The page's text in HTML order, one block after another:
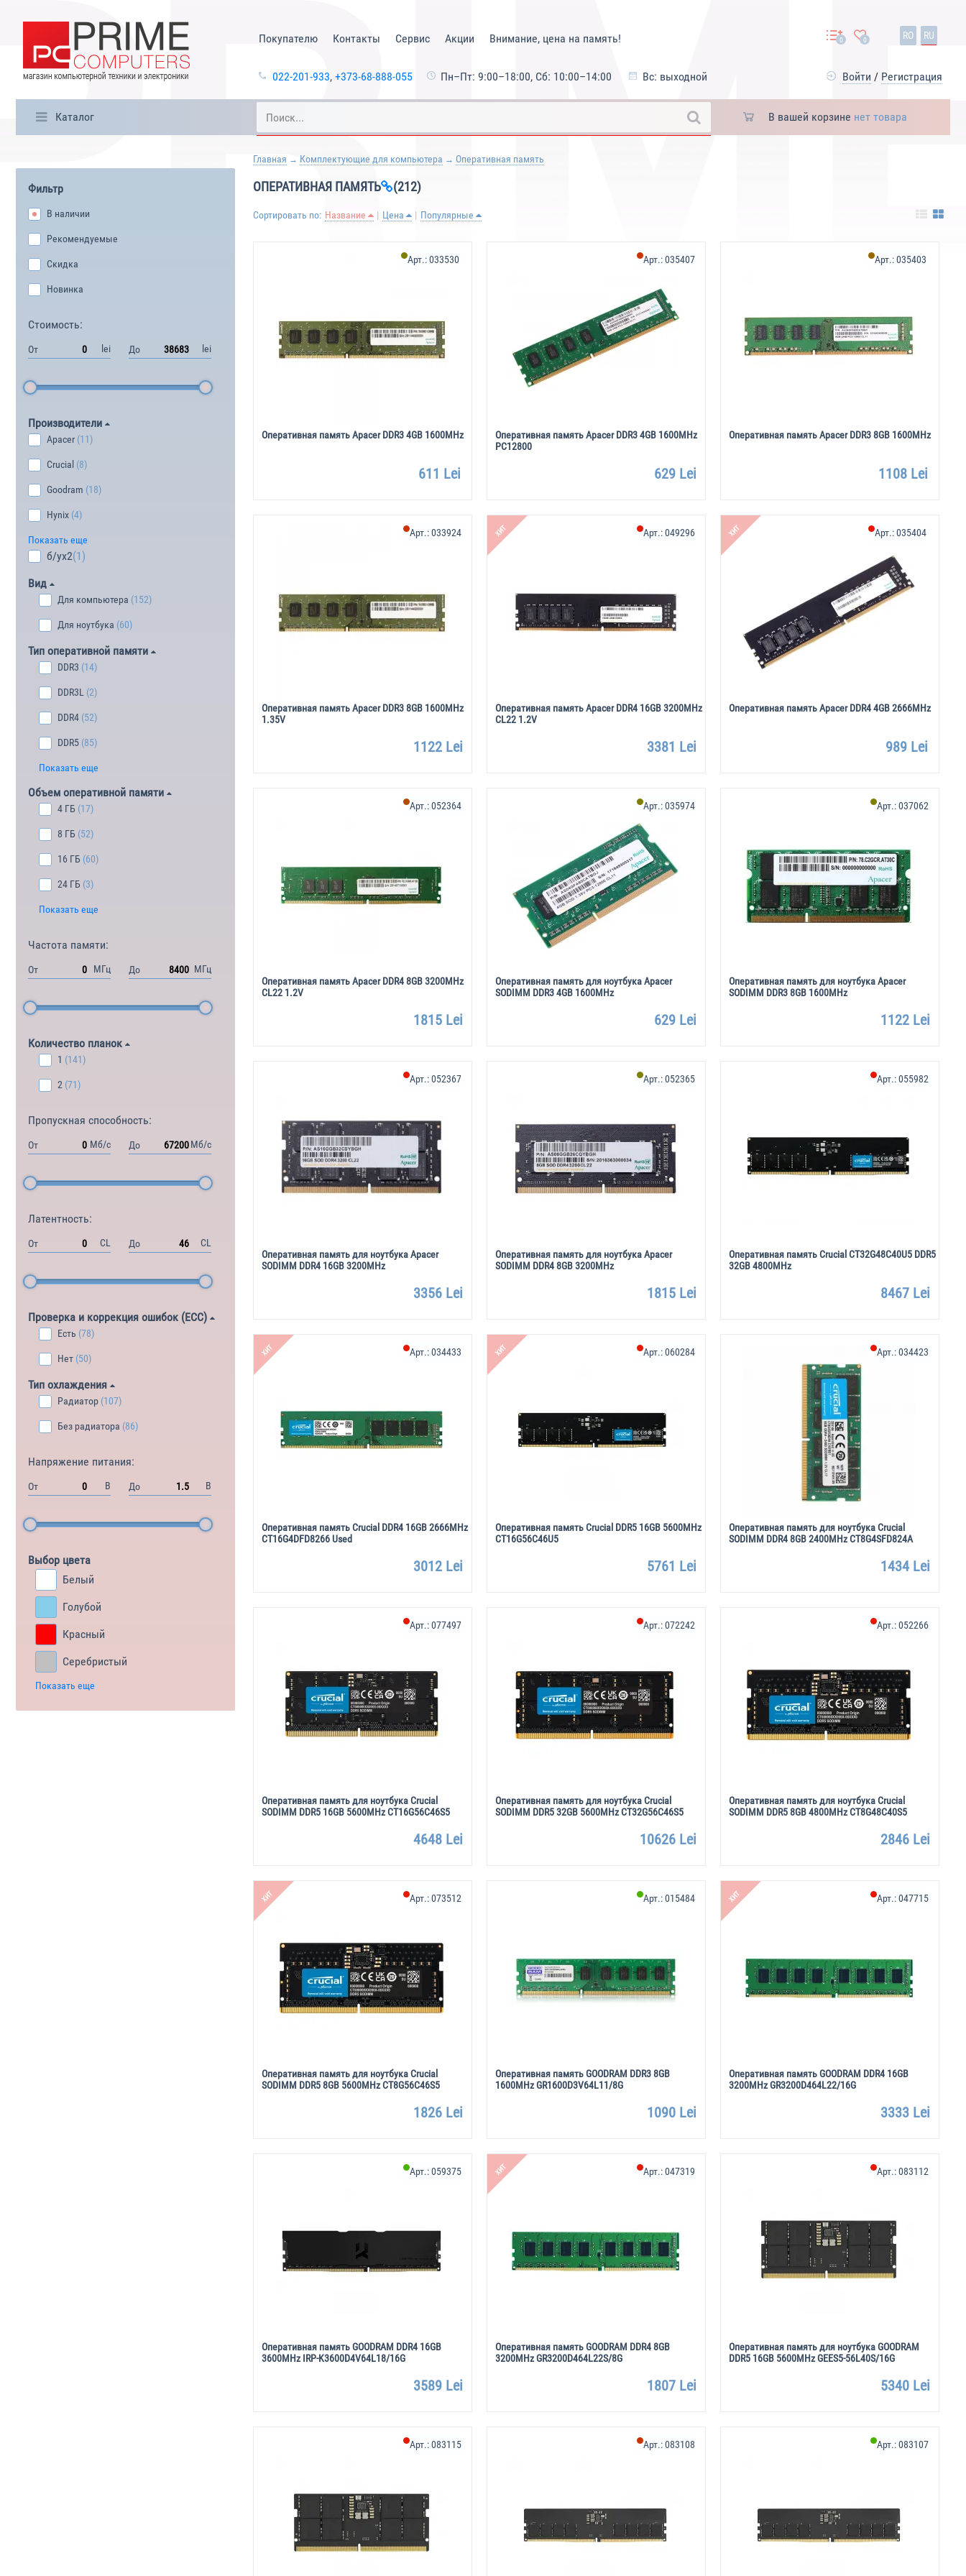
Покупателю Контакты Сервис Акции Внимание, цена на память!
022-201-933, +373-68-888-055 Пн–Пт: 9:00–18:00, Сб: 10:00–14:00 Вс: выходной
0 0 RO RU
Войти / Регистрация
Каталог В вашей корзине нет товара
Фильтр
В наличии
Рекомендуемые
Скидка
Новинка
Стоимость:
От lei До lei
Производители
Apacer (11)
Crucial (8)
Goodram (18)
Hynix (4)
Показать еще
б/уx2(1)
Вид
Для компьютера (152)
Для ноутбука (60)
Тип оперативной памяти
DDR3 (14)
DDR3L (2)
DDR4 (52)
DDR5 (85)
Показать еще
Объем оперативной памяти
4 ГБ (17)
8 ГБ (52)
16 ГБ (60)
24 ГБ (3)
Показать еще
Частота памяти:
От МГц До МГц
Количество планок
1 (141)
2 (71)
Пропускная способность:
От Мб/с До Мб/с
Латентность:
От CL До CL
Проверка и коррекция ошибок (ECC)
Есть (78)
Нет (50)
Тип охлаждения
Радиатор (107)
Без радиатора (86)
Напряжение питания:
От В До В
Выбор цвета
Белый
Голубой
Красный
Серебристый
Показать еще
Главная Комплектующие для компьютера Оперативная память
ОПЕРАТИВНАЯ ПАМЯТЬ (212)
Сортировать по: Название Цена Популярные
Оперативная память Apacer DDR3 4GB 1600MHz
Арт.:033530
611 Lei
Оперативная память Apacer DDR3 4GB 1600MHz
PC12800
Арт.:035407
629 Lei
Оперативная память Apacer DDR3 8GB 1600MHz
Арт.:035403
1108 Lei
Оперативная память Apacer DDR3 8GB 1600MHz
1.35V
Арт.:033924
1122 Lei
ХИТ
Оперативная память Apacer DDR4 16GB 3200MHz
CL22 1.2V
Арт.:049296
3381 Lei
ХИТ
Оперативная память Apacer DDR4 4GB 2666MHz
Арт.:035404
989 Lei
Оперативная память Apacer DDR4 8GB 3200MHz
CL22 1.2V
Арт.:052364
1815 Lei
Оперативная память для ноутбука Apacer
SODIMM DDR3 4GB 1600MHz
Арт.:035974
629 Lei
Оперативная память для ноутбука Apacer
SODIMM DDR3 8GB 1600MHz
Арт.:037062
1122 Lei
Оперативная память для ноутбука Apacer
SODIMM DDR4 16GB 3200MHz
Арт.:052367
3356 Lei
Оперативная память для ноутбука Apacer
SODIMM DDR4 8GB 3200MHz
Арт.:052365
1815 Lei
Оперативная память Crucial CT32G48C40U5 DDR5
32GB 4800MHz
Арт.:055982
8467 Lei
ХИТ
Оперативная память Crucial DDR4 16GB 2666MHz
CT16G4DFD8266 Used
Арт.:034433
3012 Lei
ХИТ
Оперативная память Crucial DDR5 16GB 5600MHz
CT16G56C46U5
Арт.:060284
5761 Lei
Оперативная память для ноутбука Crucial
SODIMM DDR4 8GB 2400MHz CT8G4SFD824A
Арт.:034423
1434 Lei
Оперативная память для ноутбука Crucial
SODIMM DDR5 16GB 5600MHz CT16G56C46S5
Арт.:077497
4648 Lei
Оперативная память для ноутбука Crucial
SODIMM DDR5 32GB 5600MHz CT32G56C46S5
Арт.:072242
10626 Lei
Оперативная память для ноутбука Crucial
SODIMM DDR5 8GB 4800MHz CT8G48C40S5
Арт.:052266
2846 Lei
ХИТ
Оперативная память для ноутбука Crucial
SODIMM DDR5 8GB 5600MHz CT8G56C46S5
Арт.:073512
1826 Lei
Оперативная память GOODRAM DDR3 8GB
1600MHz GR1600D3V64L11/8G
Арт.:015484
1090 Lei
ХИТ
Оперативная память GOODRAM DDR4 16GB
3200MHz GR3200D464L22/16G
Арт.:047715
3333 Lei
Оперативная память GOODRAM DDR4 16GB
3600MHz IRP-K3600D4V64L18/16G
Арт.:059375
3589 Lei
ХИТ
Оперативная память GOODRAM DDR4 8GB
3200MHz GR3200D464L22S/8G
Арт.:047319
1807 Lei
Оперативная память для ноутбука GOODRAM
DDR5 16GB 5600MHz GEES5-56L40S/16G
Арт.:083112
5340 Lei
Арт.:083115 Арт.:083108 Арт.:083107